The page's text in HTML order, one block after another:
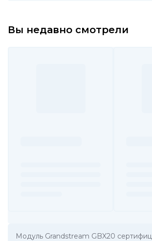
Вы недавно смотрели
Модуль Grandstream GBX20